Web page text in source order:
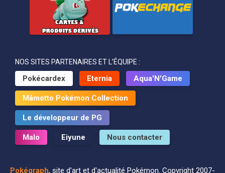
NOS SITES PARTENAIRES ET L’ÉQUIPE :
Pokécardex Eternia Aqua'N'Game
Mâmotto Pokémon Collection
Le développeur de PG
Malo Eiyune Nous contacter
Pokégraph, site d'art et d'actualité Pokémon. Copyright 2007-